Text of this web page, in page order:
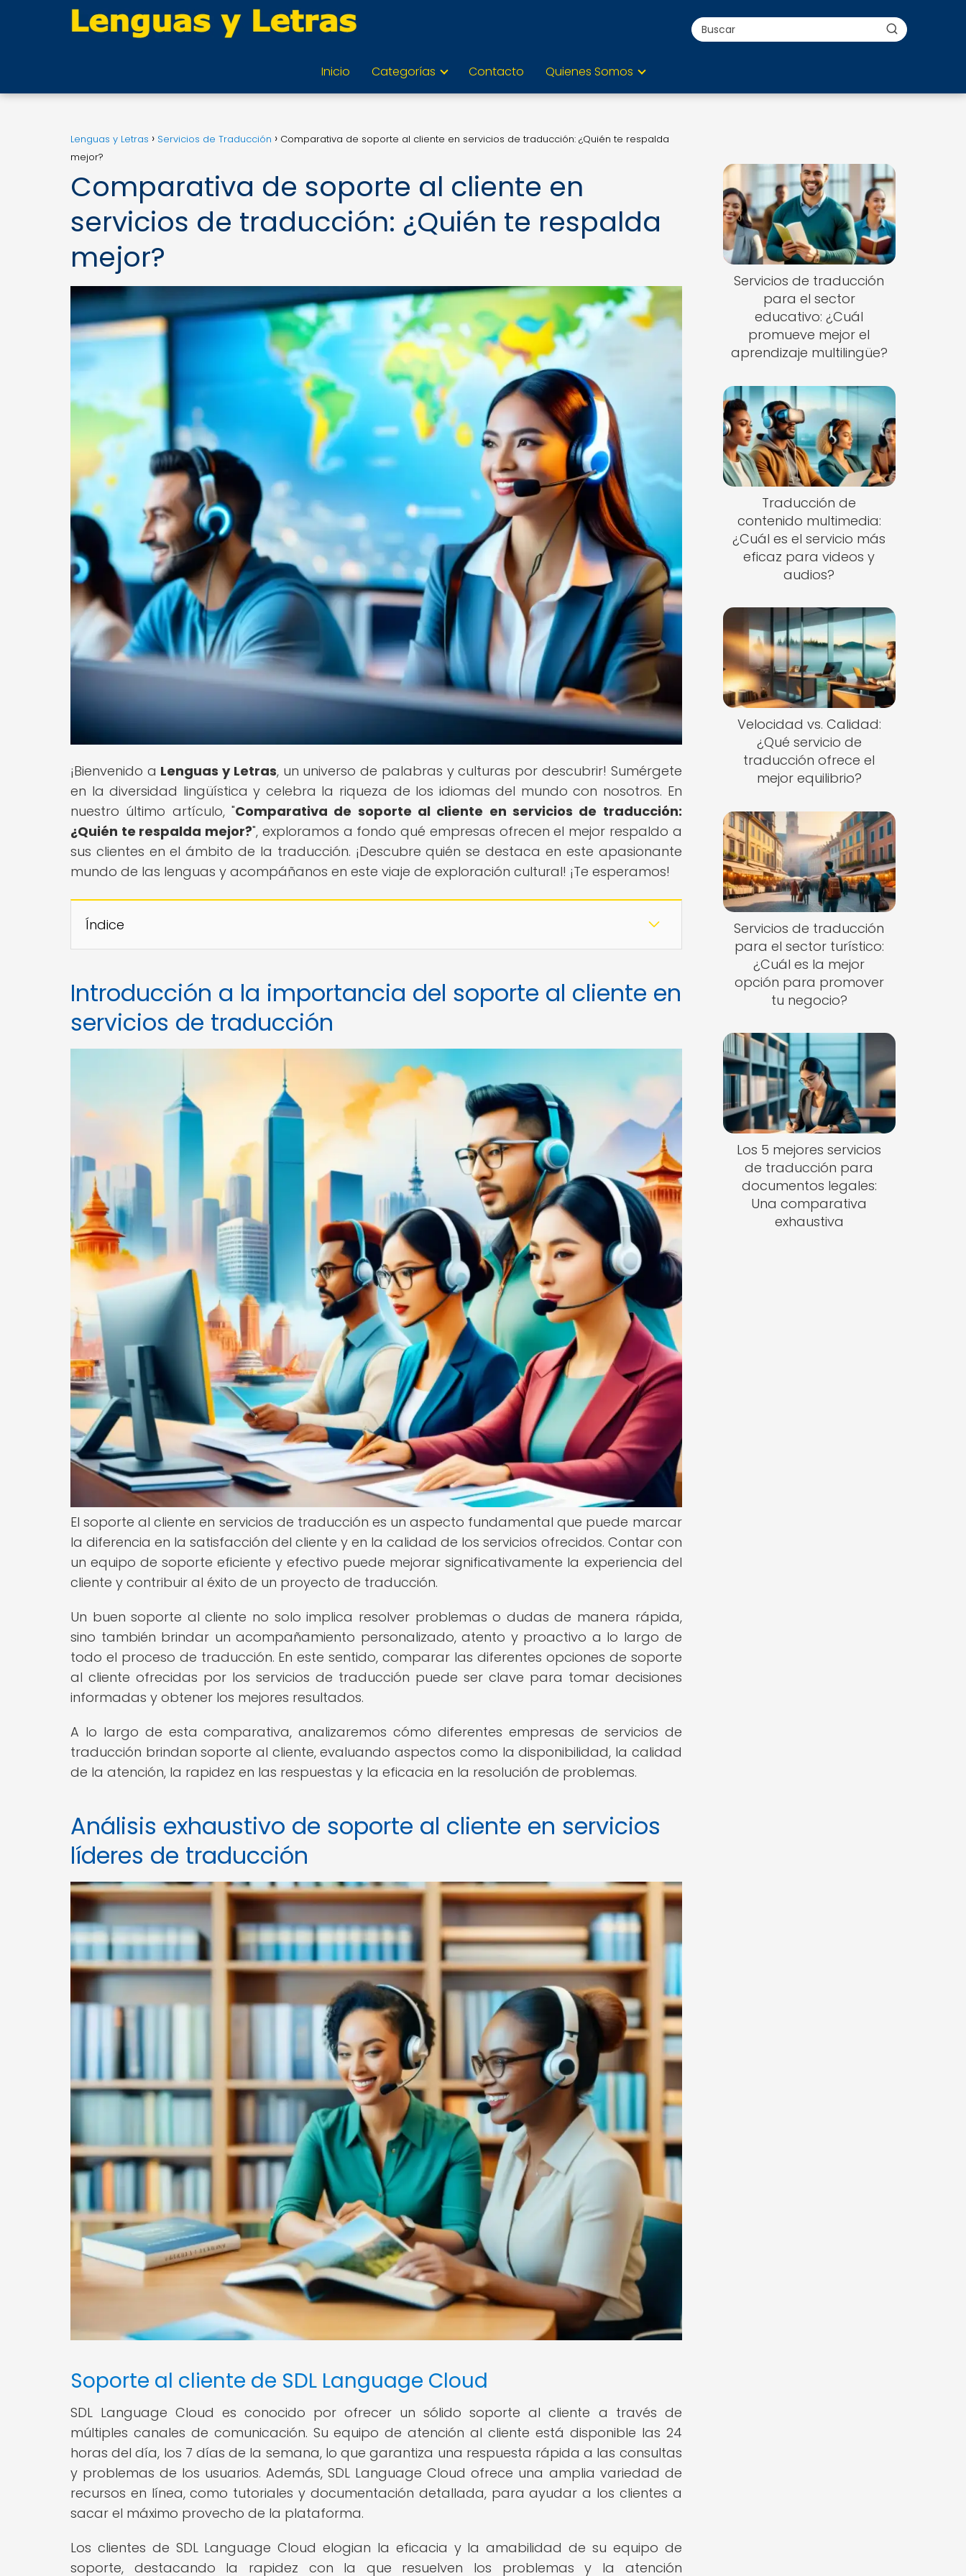
Inicio Categorías Contacto Quienes Somos
Lenguas y Letras Servicios de Traducción
Comparativa de soporte al cliente en servicios de traducción: ¿Quién te respalda
mejor?
Comparativa de soporte al cliente en
servicios de traducción: ¿Quién te respalda
mejor?
¡Bienvenido a Lenguas y Letras, un universo de palabras y culturas por descubrir! Sumérgete
en la diversidad lingüística y celebra la riqueza de los idiomas del mundo con nosotros. En
nuestro último artículo, "Comparativa de soporte al cliente en servicios de traducción:
¿Quién te respalda mejor?", exploramos a fondo qué empresas ofrecen el mejor respaldo a
sus clientes en el ámbito de la traducción. ¡Descubre quién se destaca en este apasionante
mundo de las lenguas y acompáñanos en este viaje de exploración cultural! ¡Te esperamos!
Índice
Introducción a la importancia del soporte al cliente en
servicios de traducción
El soporte al cliente en servicios de traducción es un aspecto fundamental que puede marcar
la diferencia en la satisfacción del cliente y en la calidad de los servicios ofrecidos. Contar con
un equipo de soporte eficiente y efectivo puede mejorar significativamente la experiencia del
cliente y contribuir al éxito de un proyecto de traducción.
Un buen soporte al cliente no solo implica resolver problemas o dudas de manera rápida,
sino también brindar un acompañamiento personalizado, atento y proactivo a lo largo de
todo el proceso de traducción. En este sentido, comparar las diferentes opciones de soporte
al cliente ofrecidas por los servicios de traducción puede ser clave para tomar decisiones
informadas y obtener los mejores resultados.
A lo largo de esta comparativa, analizaremos cómo diferentes empresas de servicios de
traducción brindan soporte al cliente, evaluando aspectos como la disponibilidad, la calidad
de la atención, la rapidez en las respuestas y la eficacia en la resolución de problemas.
Análisis exhaustivo de soporte al cliente en servicios
líderes de traducción
Soporte al cliente de SDL Language Cloud
SDL Language Cloud es conocido por ofrecer un sólido soporte al cliente a través de
múltiples canales de comunicación. Su equipo de atención al cliente está disponible las 24
horas del día, los 7 días de la semana, lo que garantiza una respuesta rápida a las consultas
y problemas de los usuarios. Además, SDL Language Cloud ofrece una amplia variedad de
recursos en línea, como tutoriales y documentación detallada, para ayudar a los clientes a
sacar el máximo provecho de la plataforma.
Los clientes de SDL Language Cloud elogian la eficacia y la amabilidad de su equipo de
soporte, destacando la rapidez con la que resuelven los problemas y la atención
Servicios de traducción
para el sector
educativo: ¿Cuál
promueve mejor el
aprendizaje multilingüe?
Traducción de
contenido multimedia:
¿Cuál es el servicio más
eficaz para videos y
audios?
Velocidad vs. Calidad:
¿Qué servicio de
traducción ofrece el
mejor equilibrio?
Servicios de traducción
para el sector turístico:
¿Cuál es la mejor
opción para promover
tu negocio?
Los 5 mejores servicios
de traducción para
documentos legales:
Una comparativa
exhaustiva